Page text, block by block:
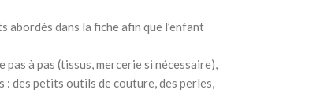
dans la fiche afin que l’enfant
à pas (tissus, mercerie si nécessaire),
des petits outils de couture, des perles,